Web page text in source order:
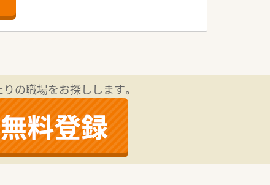
ています。
ョン能力を求めています。
い方を歓迎します。
しています。
ビスを提供しています。
制が整っています。
いただきます。
が提示されます。
め遠方からも安心です。
の職場をお探しします。